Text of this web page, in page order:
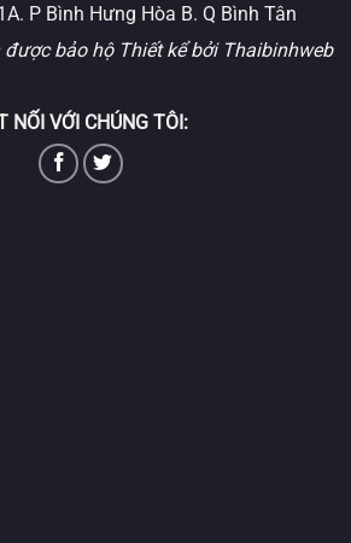
P Bình Hưng Hòa B. Q Bình Tân
được bảo hộ Thiết kể bởi Thaibinhweb
NỐI VỚI CHÚNG TÔI: